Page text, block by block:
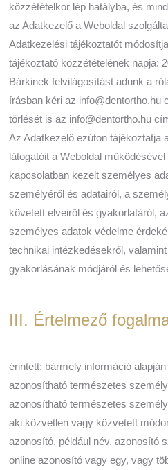
közzétételkor lép hatályba, és
az Adatkezelő a Weboldal
Adatkezelési tájékoztatót
tájékoztató közzétételének napja:
Bárkinek felvilágosítást adunk a
írásban kéri az info@dentortho.hu
törlését is az info@dentortho.hu
Az Adatkezelő ezúton tájékoztatja
látogatóit a Weboldal
kapcsolatban kezelt személyes
személyéről és adatairól, a
követett elveiről és gyakorlatáról,
személyes adatok védelme
technikai intézkedésekről,
gyakorlásának módjáról és
III. Értelmező
érintett: bármely információ
azonosítható természetes
azonosítható természetes
aki közvetlen vagy közvetett
azonosító, például név, azonosító
online azonosító vagy egy, vagy